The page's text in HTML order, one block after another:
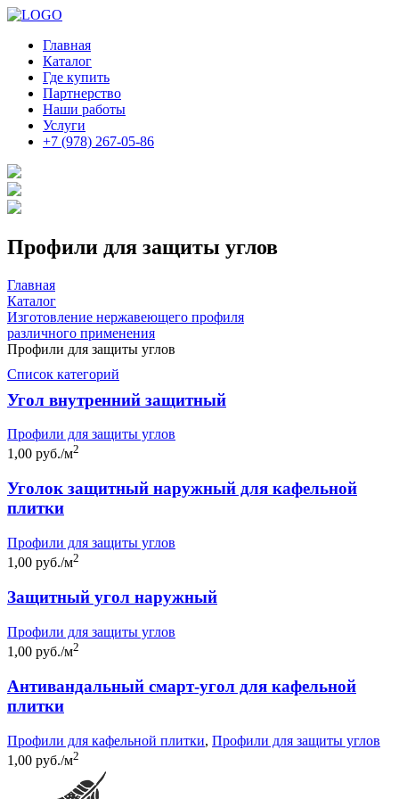
Главная
Каталог
Где купить
Партнерство
Наши работы
Услуги
+7 (978) 267-05-86
Профили для защиты углов
Главная
Каталог
Изготовление нержавеющего профиля
различного применения
Профили для защиты углов
Список категорий
Угол внутренний защитный
Профили для защиты углов
1,00 руб./м2
Уголок защитный наружный для кафельной
плитки
Профили для защиты углов
1,00 руб./м2
Защитный угол наружный
Профили для защиты углов
1,00 руб./м2
Антивандальный смарт-угол для кафельной
плитки
Профили для кафельной плитки, Профили для защиты углов
1,00 руб./м2